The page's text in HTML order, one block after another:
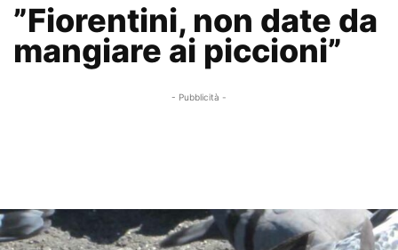
”Fiorentini, non date da
mangiare ai piccioni”
- Pubblicità -